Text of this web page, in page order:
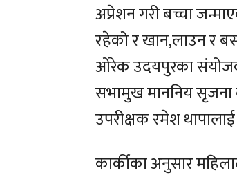
अप्रेशन गरी बच्चा
रहेको र खान,लाउन र
ओरेक उदयपुरका
सभामुख माननिय सृजना
उपरीक्षक रमेश
कार्कीका अनुसार